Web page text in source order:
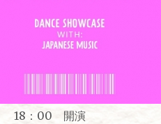
18：00 開演